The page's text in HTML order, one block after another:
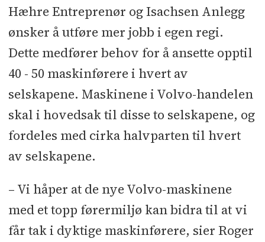
Hæhre Entreprenør og Isachsen Anlegg
ønsker å utføre mer jobb i egen regi.
Dette medfører behov for å ansette opptil
40 - 50 maskinførere i hvert av
selskapene. Maskinene i Volvo-handelen
skal i hovedsak til disse to selskapene, og
fordeles med cirka halvparten til hvert
av selskapene.
– Vi håper at de nye Volvo-maskinene
med et topp førermiljø kan bidra til at vi
får tak i dyktige maskinførere, sier Roger